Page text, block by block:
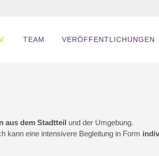
TEAM VERÖFFENTLICHUNGEN
aus dem Stadtteil und der Umgebung.
kann eine intensivere Begleitung in Form